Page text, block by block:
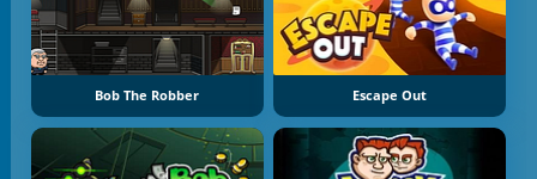
Bob The Robber Escape Out